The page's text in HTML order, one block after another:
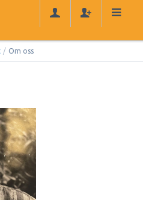
/ Om oss